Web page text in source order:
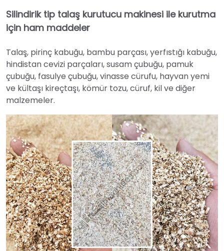
Silindirik tip talaş kurutucu makinesi ile kurutma
için ham maddeler
Talaş, pirinç kabuğu, bambu parçası, yerfıstığı kabuğu,
hindistan cevizi parçaları, susam çubuğu, pamuk
çubuğu, fasulye çubuğu, vinasse cürufu, hayvan yemi
ve kültaşı kireçtaşı, kömür tozu, cüruf, kil ve diğer
malzemeler.